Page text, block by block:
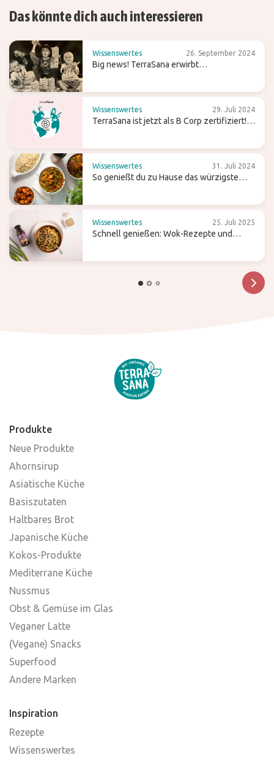
Das könnte dich auch interessieren
Wissenswertes 26. September 2024
Big news! TerraSana erwirbt
Wissenswertes 29. Juli 2024
TerraSana ist jetzt als B Corp zertifiziert!
Wissenswertes 31. Juli 2024
So genießt du zu Hause das würzigste
Wissenswertes 25. Juli 2025
Schnell genießen: Wok-Rezepte und
Produkte
Neue Produkte
Ahornsirup
Asiatische Küche
Basiszutaten
Haltbares Brot
Japanische Küche
Kokos-Produkte
Mediterrane Küche
Nussmus
Obst & Gemüse im Glas
Veganer Latte
(Vegane) Snacks
Superfood
Andere Marken
Inspiration
Rezepte
Wissenswertes